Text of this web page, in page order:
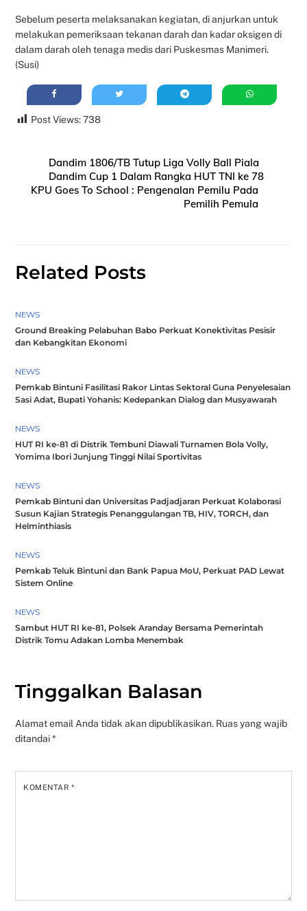
Sebelum peserta melaksanakan kegiatan, di anjurkan untuk
melakukan pemeriksaan tekanan darah dan kadar oksigen di
dalam darah oleh tenaga medis dari Puskesmas Manimeri.
(Susi)
Post Views: 738
Dandim 1806/TB Tutup Liga Volly Ball Piala
Dandim Cup 1 Dalam Rangka HUT TNI ke 78
KPU Goes To School : Pengenalan Pemilu Pada
Pemilih Pemula
Related Posts
NEWS
Ground Breaking Pelabuhan Babo Perkuat Konektivitas Pesisir
dan Kebangkitan Ekonomi
NEWS
Pemkab Bintuni Fasilitasi Rakor Lintas Sektoral Guna Penyelesaian
Sasi Adat, Bupati Yohanis: Kedepankan Dialog dan Musyawarah
NEWS
HUT RI ke-81 di Distrik Tembuni Diawali Turnamen Bola Volly,
Yomima Ibori Junjung Tinggi Nilai Sportivitas
NEWS
Pemkab Bintuni dan Universitas Padjadjaran Perkuat Kolaborasi
Susun Kajian Strategis Penanggulangan TB, HIV, TORCH, dan
Helminthiasis
NEWS
Pemkab Teluk Bintuni dan Bank Papua MoU, Perkuat PAD Lewat
Sistem Online
NEWS
Sambut HUT RI ke-81, Polsek Aranday Bersama Pemerintah
Distrik Tomu Adakan Lomba Menembak
Tinggalkan Balasan
Alamat email Anda tidak akan dipublikasikan. Ruas yang wajib
ditandai*
KOMENTAR*